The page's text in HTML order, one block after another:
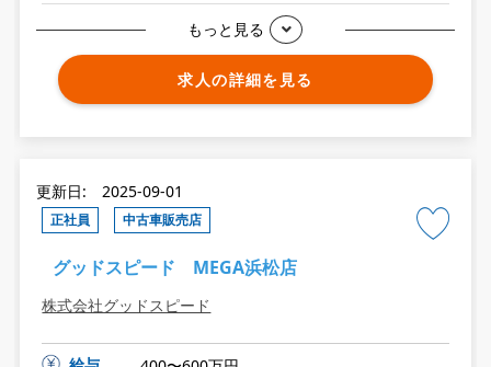
もっと見る
求人の詳細を見る
更新日: 2025-09-01
正社員 中古車販売店
グッドスピード MEGA浜松店
株式会社グッドスピード